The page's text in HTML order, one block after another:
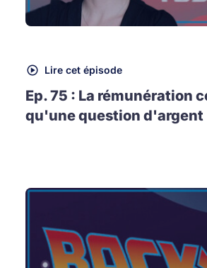
Lire cet épisode
Ep. 75 : La rémunération
qu'une question d'argent